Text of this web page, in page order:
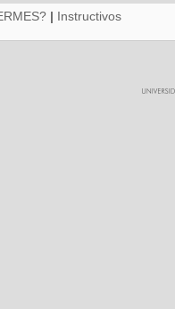
| Instructivos